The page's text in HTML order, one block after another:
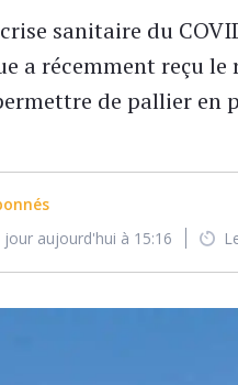
sanitaire du
a récemment reçu le
de pallier en
aujourd'hui à 15:16